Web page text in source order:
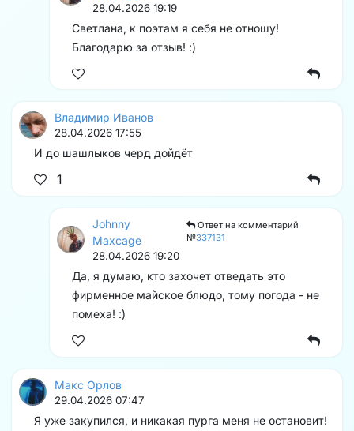
28.04.2026 19:19
Светлана, к поэтам я себя не отношу!
Благодарю за отзыв! :)
Владимир Иванов
28.04.2026 17:55
И до шашлыков черд дойдёт
1
Johnny
Maxcage
Ответ на комментарий
№337131
28.04.2026 19:20
Да, я думаю, кто захочет отведать это
фирменное майское блюдо, тому погода - не
помеха! :)
Макс Орлов
29.04.2026 07:47
Я уже закупился, и никакая пурга меня не остановит!